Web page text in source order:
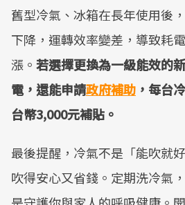
舊型冷氣、冰箱在長年使用後
下降，運轉效率變差，導致耗
漲。 若選擇更換為一級能效的
電，還能申請政府補助 ，每台
台幣3,000元補貼。
最後提醒，冷氣不是「能吹就
吹得安心又省錢。定期洗冷氣